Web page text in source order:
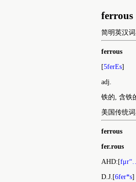
ferrous
简明英汉
ferrous
[5ferEs]
adj.
铁的, 含铁
美国传统
ferrous
fer.rous
AHD:[
D.J.[6fer*s]